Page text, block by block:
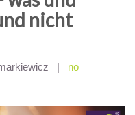
nicht
|
no